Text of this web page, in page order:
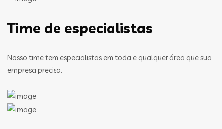
Time de especialistas
Nosso time tem especialistas em toda e qualquer área que sua
empresa precisa.